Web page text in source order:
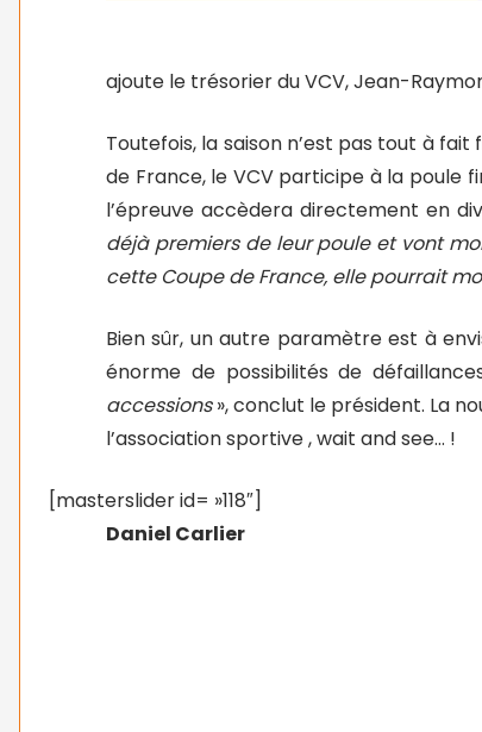
ajoute le trésorier du VCV, Jean-
Toutefois, la saison n’est pas tout à
de France, le VCV participe à la poule
l’épreuve accèdera directement en
déjà premiers de leur poule et vont
cette Coupe de France, elle pourrait
Bien sûr, un autre paramètre est à
énorme de possibilités de
accessions», conclut le président. La
l’association sportive , wait and see… !
[masterslider id= »118″]
Daniel Carlier